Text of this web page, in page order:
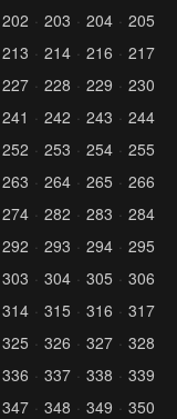
202 203 204
205
213 214 216
217
227 228 229
230
241 242 243
244
252 253 254
255
263 264 265
266
274 282 283
284
292 293 294
295
303 304 305
306
314 315 316
317
325 326 327
328
336 337 338
339
347 348 349
350